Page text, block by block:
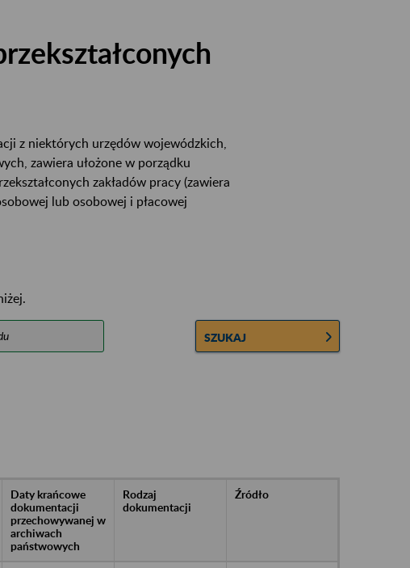
z niektórych urzędów wojewódzkich,
zawiera ułożone w porządku
zakładów pracy (zawiera
lub osobowej i płacowej
SZUKAJ
Daty krańcowe
dokumentacji
przechowywanej w
archiwach
państwowych
Rodzaj
dokumentacji
Źródło